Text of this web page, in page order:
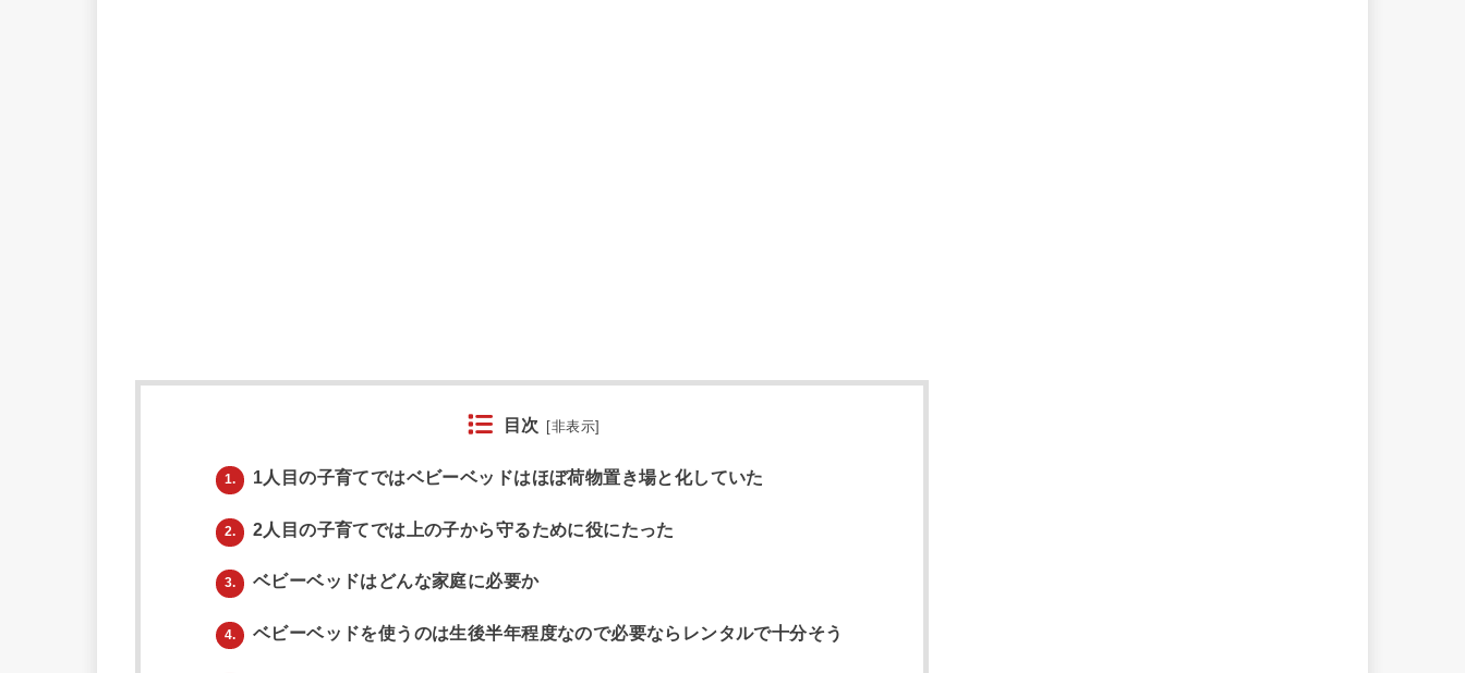
目次 [非表示]
1. 1人目の子育てではベビーベッドはほぼ荷物置き場と化していた
2. 2人目の子育てでは上の子から守るために役にたった
3. ベビーベッドはどんな家庭に必要か
4. ベビーベッドを使うのは生後半年程度なので必要ならレンタルで十分そう